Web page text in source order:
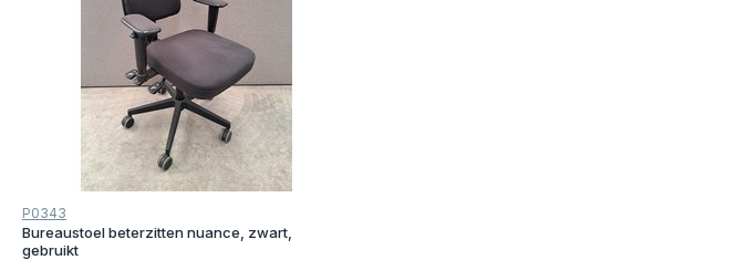
P0343
Bureaustoel beterzitten nuance, zwart,
gebruikt